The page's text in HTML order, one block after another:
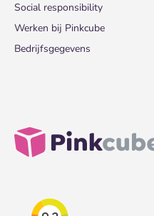
Social responsibility
Werken bij Pinkcube
Bedrijfsgegevens